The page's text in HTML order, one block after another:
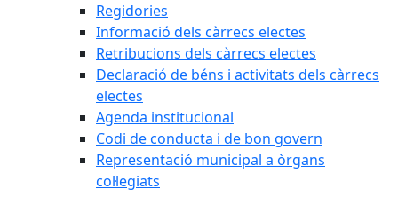
Regidories
Informació dels càrrecs electes
Retribucions dels càrrecs electes
Declaració de béns i activitats dels càrrecs
electes
Agenda institucional
Codi de conducta i de bon govern
Representació municipal a òrgans
col·legiats